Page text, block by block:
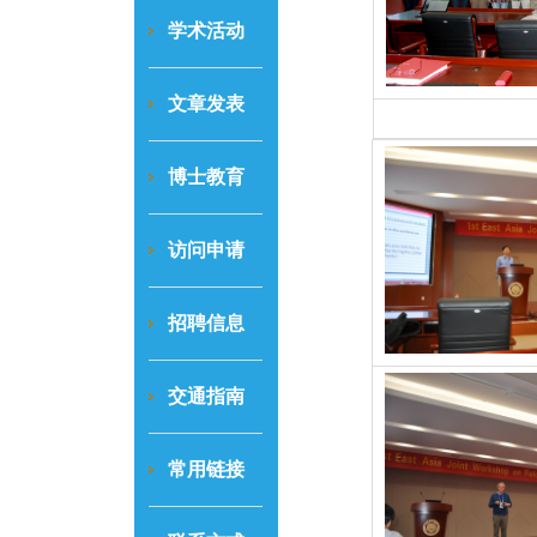
学术活动
文章发表
博士教育
访问申请
招聘信息
交通指南
常用链接